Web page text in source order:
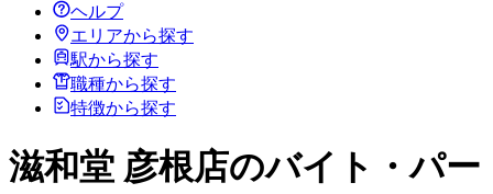
ヘルプ
エリアから探す
駅から探す
職種から探す
特徴から探す
滋和堂 彦根店のバイト・パー